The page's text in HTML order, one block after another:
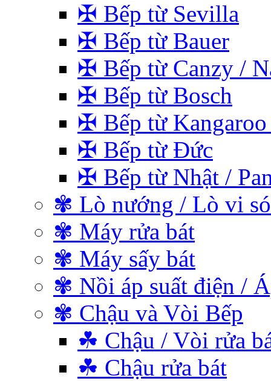
✠ Bếp từ Sevilla
✠ Bếp từ Bauer
✠ Bếp từ Canzy /
✠ Bếp từ Bosch
✠ Bếp từ Kangaroo
✠ Bếp từ Đức
✠ Bếp từ Nhật /
✾ Lò nướng / Lò vi
✾ Máy rửa bát
✾ Máy sấy bát
✾ Nồi áp suất điện /
✾ Chậu và Vòi Bếp
☘ Chậu / Vòi rửa
☘ Chậu rửa bát